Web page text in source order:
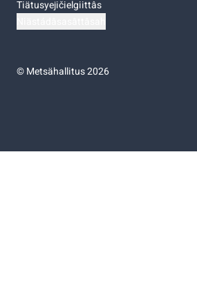
Tiätusyejičielgiittâs
©Metsähallitus 2026